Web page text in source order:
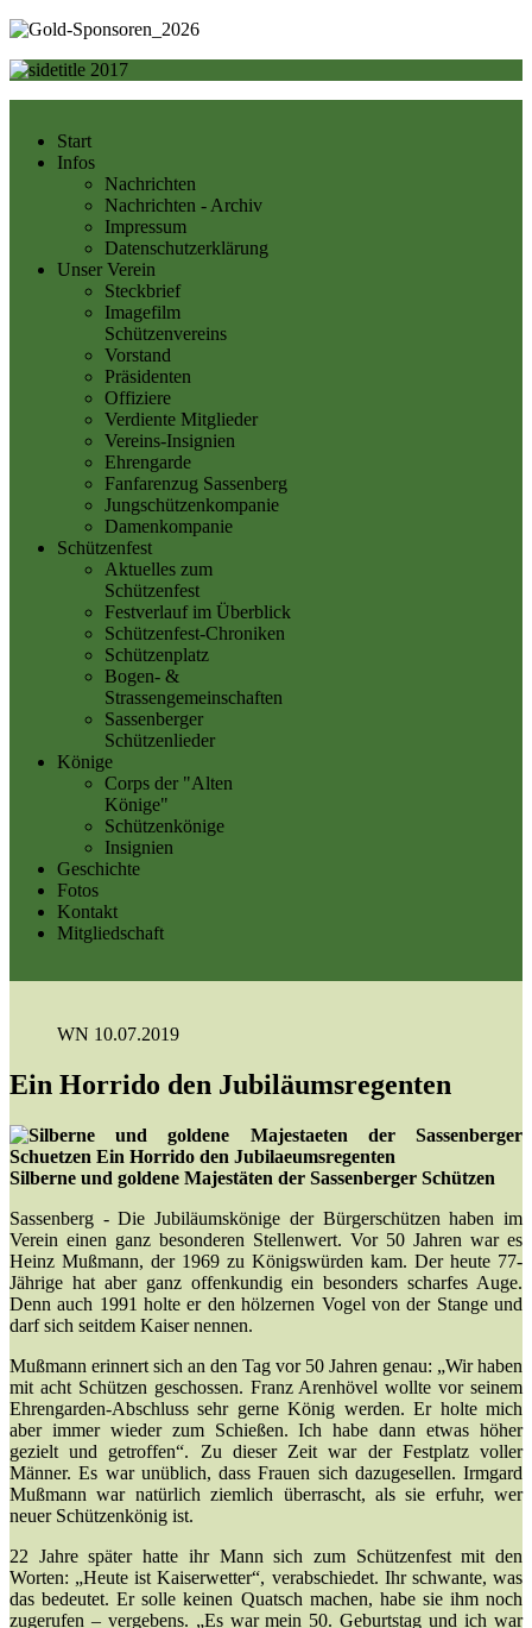
Start
Infos
Nachrichten
Nachrichten - Archiv
Impressum
Datenschutzerklärung
Unser Verein
Steckbrief
Imagefilm
Schützenvereins
Vorstand
Präsidenten
Offiziere
Verdiente Mitglieder
Vereins-Insignien
Ehrengarde
Fanfarenzug Sassenberg
Jungschützenkompanie
Damenkompanie
Schützenfest
Aktuelles zum
Schützenfest
Festverlauf im Überblick
Schützenfest-Chroniken
Schützenplatz
Bogen- &
Strassengemeinschaften
Sassenberger
Schützenlieder
Könige
Corps der "Alten
Könige"
Schützenkönige
Insignien
Geschichte
Fotos
Kontakt
Mitgliedschaft
WN 10.07.2019
Ein Horrido den Jubiläumsregenten
Silberne und goldene Majestäten der Sassenberger Schützen
Sassenberg - Die Jubiläumskönige der Bürgerschützen haben im
Verein einen ganz besonderen Stellenwert. Vor 50 Jahren war es
Heinz Mußmann, der 1969 zu Königswürden kam. Der heute 77-
Jährige hat aber ganz offenkundig ein besonders scharfes Auge.
Denn auch 1991 holte er den hölzernen Vogel von der Stange und
darf sich seitdem Kaiser nennen.
Mußmann erinnert sich an den Tag vor 50 Jahren genau: „Wir haben
mit acht Schützen geschossen. Franz Arenhövel wollte vor seinem
Ehrengarden-Abschluss sehr gerne König werden. Er holte mich
aber immer wieder zum Schießen. Ich habe dann etwas höher
gezielt und getroffen“. Zu dieser Zeit war der Festplatz voller
Männer. Es war unüblich, dass Frauen sich dazugesellen. Irmgard
Mußmann war natürlich ziemlich überrascht, als sie erfuhr, wer
neuer Schützenkönig ist.
22 Jahre später hatte ihr Mann sich zum Schützenfest mit den
Worten: „Heute ist Kaiserwetter“, verabschiedet. Ihr schwante, was
das bedeutet. Er solle keinen Quatsch machen, habe sie ihm noch
zugerufen – vergebens. „Es war mein 50. Geburtstag und ich war